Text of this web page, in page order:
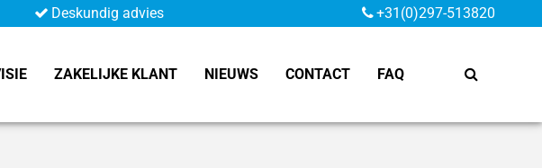
Deskundig advies +31(0)297-513820
ZAKELIJKE KLANT NIEUWS CONTACT FAQ